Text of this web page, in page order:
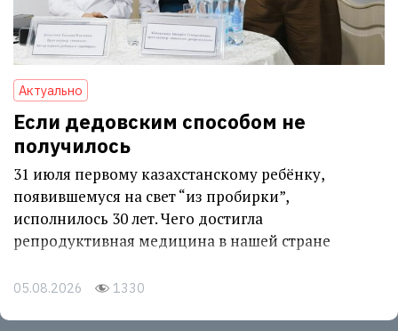
Актуально
Если дедовским способом не
получилось
31 июля первому казахстанскому ребёнку,
появившемуся на свет “из пробирки”,
исполнилось 30 лет. Чего достигла
репродуктивная медицина в нашей стране
05.08.2026 1330